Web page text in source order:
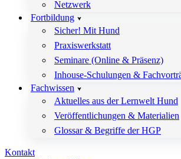
Netzwerk
Fortbildung
Sicher! Mit Hund
Praxiswerkstatt
Seminare (Online & Präsenz)
Inhouse-Schulungen &
Fachwissen
Aktuelles aus der Lernwelt Hund
Veröffentlichungen & Materialien
Glossar & Begriffe der HGP
Kontakt